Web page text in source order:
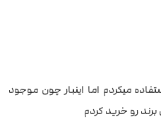
میکردم اما اینبار چون موجود
رو خرید کردم